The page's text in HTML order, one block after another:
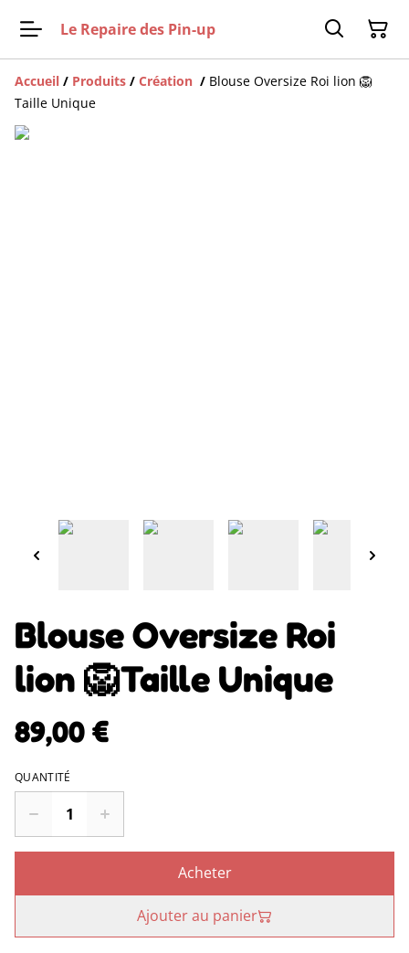
Le Repaire des Pin-up
Accueil / Produits / Création / Blouse Oversize Roi lion 🦁
Taille Unique
Blouse Oversize Roi
lion 🦁Taille Unique
89,00 €
QUANTITÉ
Acheter
Ajouter au panier